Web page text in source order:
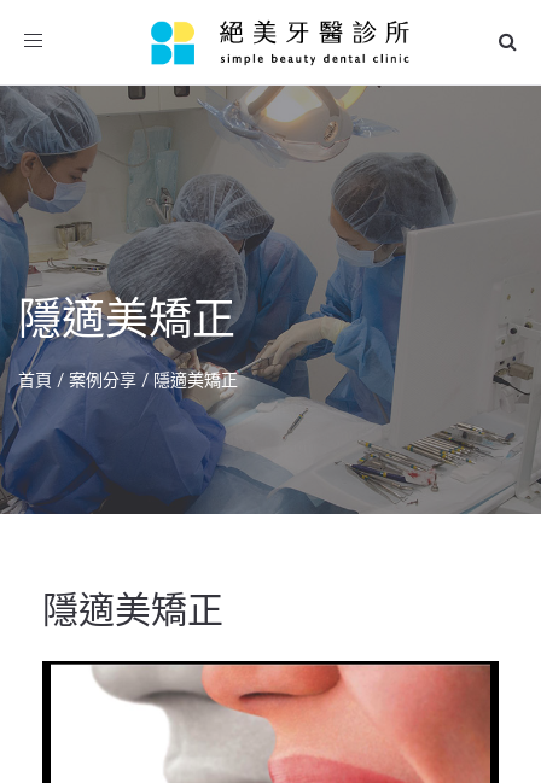
Toggle
隱適美矯正
首頁 / 案例分享 / 隱適美矯正
隱適美矯正